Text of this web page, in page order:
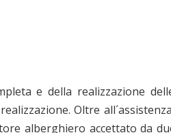
e della realizzazione
Oltre
alberghiero accettato da